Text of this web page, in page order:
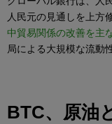
人民元の見通しを上方
中貿易関係の改善を主
局による大規模な流動
BTC、原油